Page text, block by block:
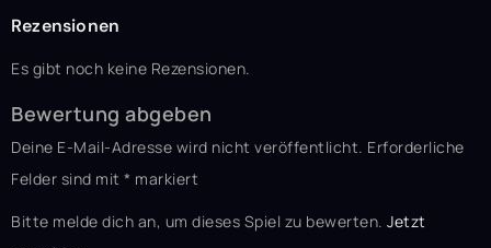
Rezensionen
Es gibt noch keine Rezensionen.
Bewertung abgeben
Deine E-Mail-Adresse wird nicht veröffentlicht. Erforderliche
Felder sind mit * markiert
Bitte melde dich an, um dieses Spiel zu bewerten. Jetzt